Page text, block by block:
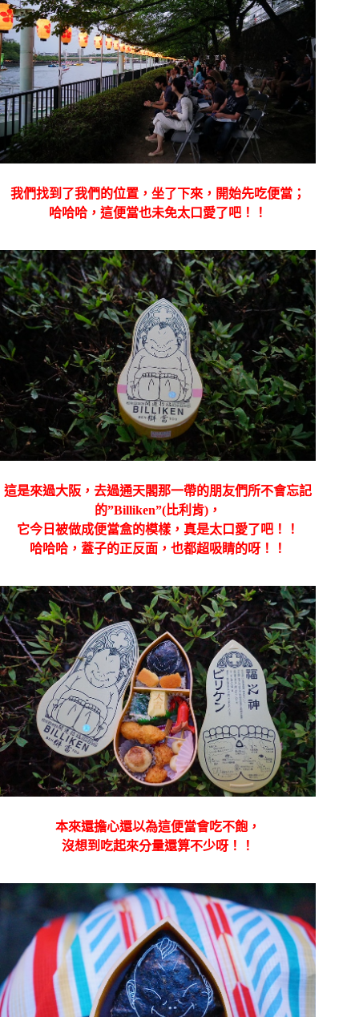
我們找到了我們的位置，坐了下來，開始先吃便當；
哈哈哈，這便當也未免太口愛了吧！！
這是來過大阪，去過通天閣那一帶的朋友們所不會忘記
的”Billiken”(比利肯)，
它今日被做成便當盒的模樣，真是太口愛了吧！！
哈哈哈，蓋子的正反面，也都超吸睛的呀！！
本來還擔心還以為這便當會吃不飽，
沒想到吃起來分量還算不少呀！！